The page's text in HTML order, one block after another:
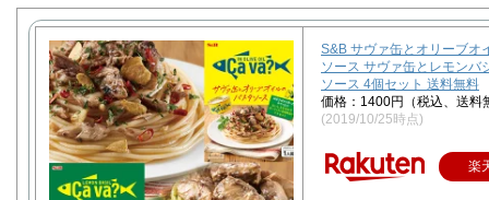
S&B サヴァ缶とオリーブオ
ソース サヴァ缶とレモンバ
ソース 4個セット 送料無料
価格：1400円（税込、送料
(2019/10/25時点)
楽